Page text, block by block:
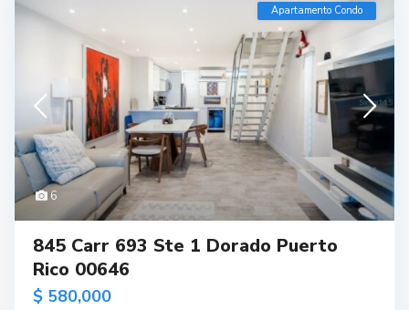
6
Apartamento Condo
845 Carr 693 Ste 1 Dorado Puerto
Rico 00646
$ 580,000